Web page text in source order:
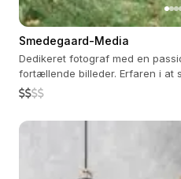
Smedegaard-Media
Dedikeret fotograf med en
fortællende billeder. Erfaren i at